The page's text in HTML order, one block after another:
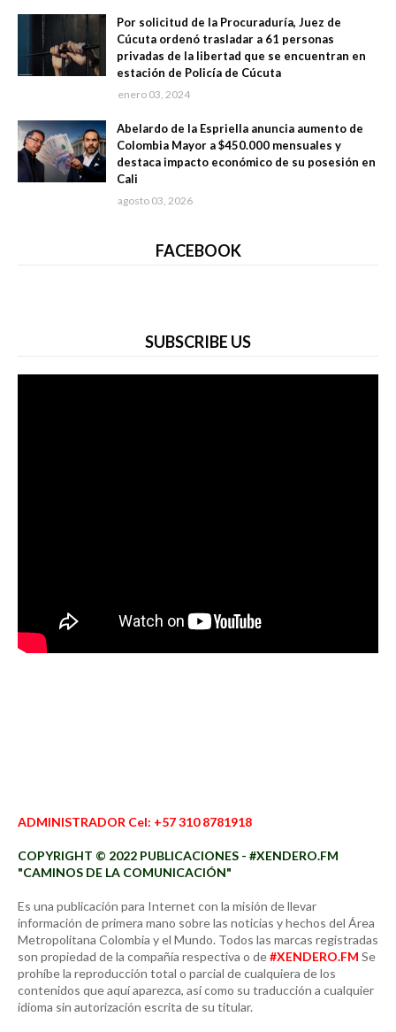
Por solicitud de la Procuraduría, Juez de
Cúcuta ordenó trasladar a 61 personas
privadas de la libertad que se encuentran en
estación de Policía de Cúcuta
enero 03, 2024
Abelardo de la Espriella anuncia aumento de
Colombia Mayor a $450.000 mensuales y
destaca impacto económico de su posesión en
Cali
agosto 03, 2026
FACEBOOK
SUBSCRIBE US
ADMINISTRADOR Cel: +57 310 8781918
COPYRIGHT © 2022 PUBLICACIONES - #XENDERO.FM
"CAMINOS DE LA COMUNICACIÓN"
Es una publicación para Internet con la misión de llevar
información de primera mano sobre las noticias y hechos del Área
Metropolitana Colombia y el Mundo. Todos las marcas registradas
son propiedad de la compañía respectiva o de#XENDERO.FM Se
prohíbe la reproducción total o parcial de cualquiera de los
contenidos que aquí aparezca, así como su traducción a cualquier
idioma sin autorización escrita de su titular.